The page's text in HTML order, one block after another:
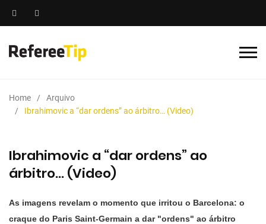
Home
Arquivo
Ibrahimovic a “dar ordens” ao árbitro… (Video)
Ibrahimovic a “dar ordens” ao
árbitro… (Video)
As imagens revelam o momento que irritou o Barcelona: o
craque do Paris Saint-Germain a dar "ordens" ao árbitro